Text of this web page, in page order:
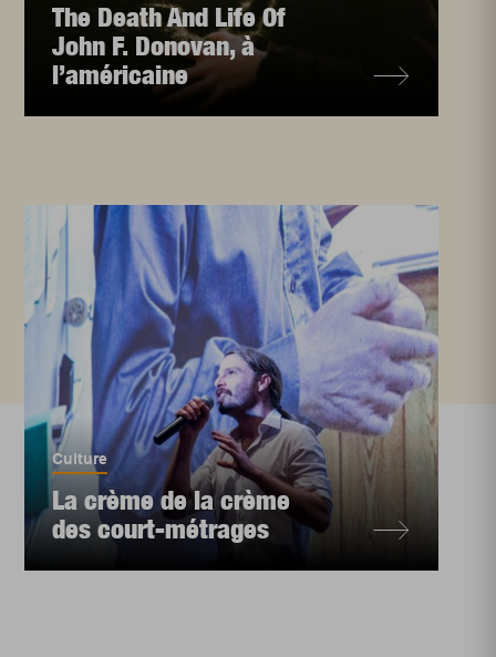
The Death And Life Of
John F. Donovan, à
l’américaine
Culture
La crème de la crème
des court-métrages